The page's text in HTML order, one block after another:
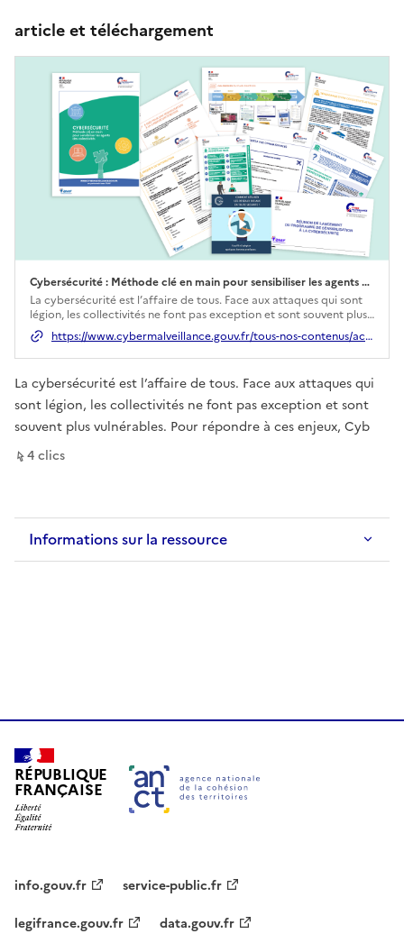
article et téléchargement
Cybersécurité : Méthode clé en main pour sensibiliser les agents des collectivit
Ouverture dans un nouvel onglet
La cybersécurité est l’affaire de tous. Face aux attaques qui sont
légion, les collectivités ne font pas exception et sont souvent plus
vulnérables. Pour répondre à ces enjeux, Cyb
https://www.cybermalveillance.gouv.fr/tous-nos-contenus/actualites/cybersecurite-methode-cle-sensibiliser-agents-collectivites
La cybersécurité est l’affaire de tous. Face aux attaques qui
sont légion, les collectivités ne font pas exception et sont
souvent plus vulnérables. Pour répondre à ces enjeux, Cyb
4clics
sur ce lien
Informations sur la ressource
RÉPUBLIQUE
FRANÇAISE
info.gouv.fr
service-public.fr
legifrance.gouv.fr
data.gouv.fr